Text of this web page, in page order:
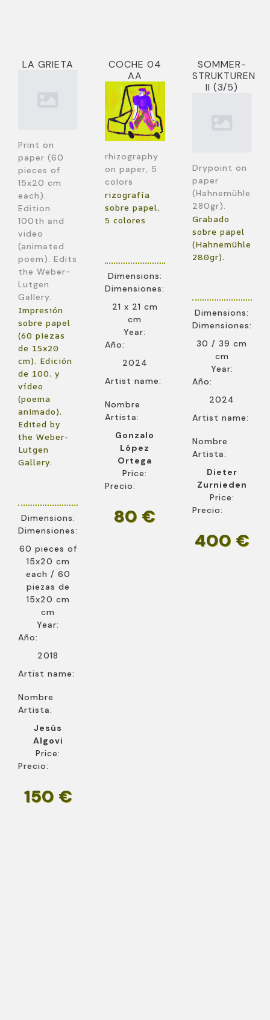
LA GRIETA
Print on
paper (60
pieces of
15x20 cm
each).
Edition
100th and
video
(animated
poem). Edits
the Weber-
Lutgen
Gallery.
Impresión
sobre papel
(60 piezas
de 15x20
cm). Edición
de 100. y
vídeo
(poema
animado).
Edited by
the Weber-
Lutgen
Gallery.
Dimensions:
Dimensiones:
60 pieces of
15x20 cm
each / 60
piezas de
15x20 cm
cm
Year:
Año:
2018
Artist name:
Nombre
Artista:
Jesús
Algovi
Price:
Precio:
150 €
COCHE 04
AA
rhizography
on paper, 5
colors
rizografía
sobre papel,
5 colores
Dimensions:
Dimensiones:
21 x 21 cm
cm
Year:
Año:
2024
Artist name:
Nombre
Artista:
Gonzalo
López
Ortega
Price:
Precio:
80 €
SOMMER-
STRUKTUREN
II (3/5)
Drypoint on
paper
(Hahnemühle
280gr).
Grabado
sobre papel
(Hahnemühle
280gr).
Dimensions:
Dimensiones:
30 / 39 cm
cm
Year:
Año:
2024
Artist name:
Nombre
Artista:
Dieter
Zurnieden
Price:
Precio:
400 €